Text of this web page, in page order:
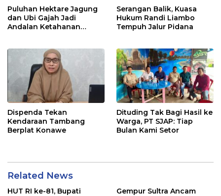
Puluhan Hektare Jagung
dan Ubi Gajah Jadi
Andalan Ketahanan
Serangan Balik, Kuasa
Hukum Randi Liambo
Tempuh Jalur Pidana
Dispenda Tekan
Kendaraan Tambang
Berplat Konawe
Dituding Tak Bagi Hasil ke
Warga, PT SJAP: Tiap
Bulan Kami Setor
Related News
HUT RI ke-81, Bupati
Gempur Sultra Ancam